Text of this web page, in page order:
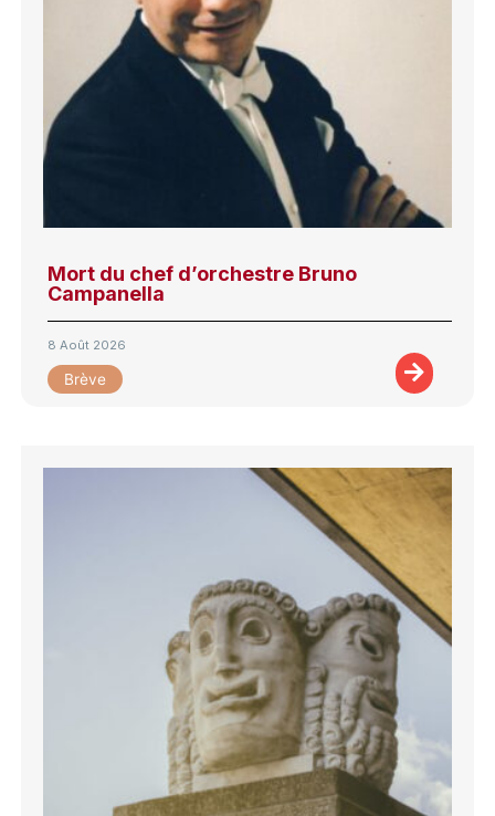
Mort du chef d’orchestre Bruno
Campanella
8 Août 2026
Brève